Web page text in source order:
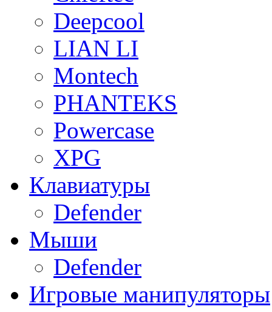
Deepcool
LIAN LI
Montech
PHANTEKS
Powercase
XPG
Клавиатуры
Defender
Мыши
Defender
Игровые манипуляторы